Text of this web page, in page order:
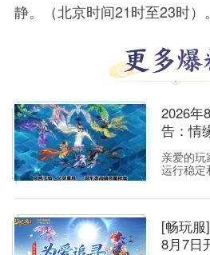
静。（北京时间21时至23时）。
2026年
告：情
亲爱的玩
运行稳定
游》所
上午8:00
至9:30，
提前留
要的损失
[畅玩
8月7日